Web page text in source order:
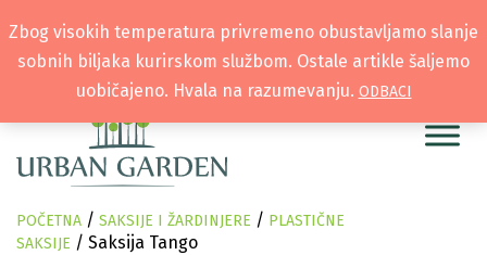
POČETNA / SAKSIJE I ŽARDINJERE / PLASTIČNE
SAKSIJE / Saksija Tango
Zbog visokih temperatura privremeno obustavljamo slanje
sobnih biljaka kurirskom službom. Ostale artikle šaljemo
uobičajeno. Hvala na razumevanju. ODBACI